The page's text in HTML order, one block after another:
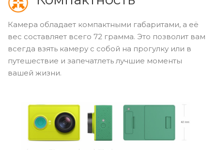
Камера обладает компактными габаритами, а её
вес составляет всего 72 грамма. Это позволит вам
всегда взять камеру с собой на прогулку или в
путешествие и запечатлеть лучшие моменты
вашей жизни.